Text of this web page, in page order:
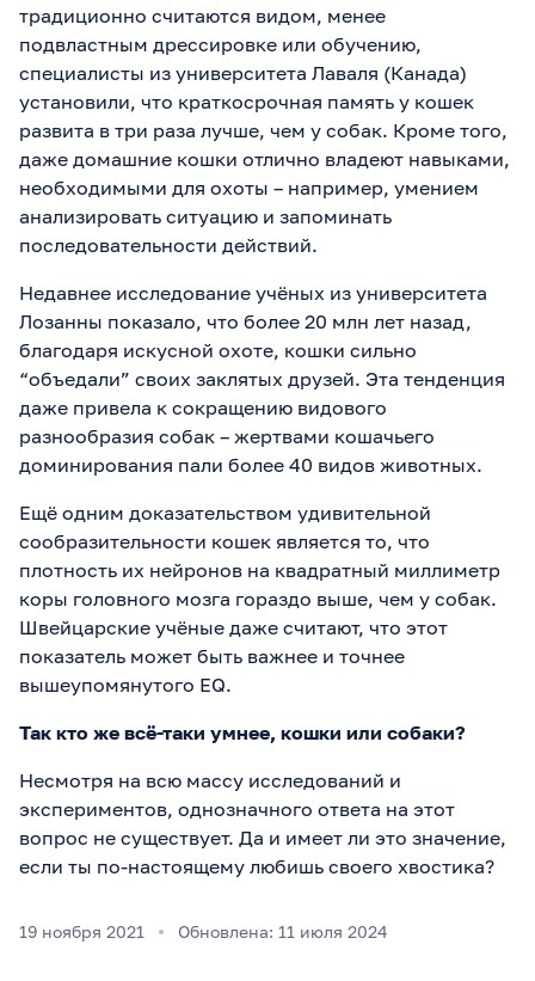
традиционно считаются видом, менее
подвластным дрессировке или обучению,
специалисты из университета Лаваля (Канада)
установили, что краткосрочная память у кошек
развита в три раза лучше, чем у собак. Кроме того,
даже домашние кошки отлично владеют навыками,
необходимыми для охоты – например, умением
анализировать ситуацию и запоминать
последовательности действий.
Недавнее исследование учёных из университета
Лозанны показало, что более 20 млн лет назад,
благодаря искусной охоте, кошки сильно
“объедали” своих заклятых друзей. Эта тенденция
даже привела к сокращению видового
разнообразия собак – жертвами кошачьего
доминирования пали более 40 видов животных.
Ещё одним доказательством удивительной
сообразительности кошек является то, что
плотность их нейронов на квадратный миллиметр
коры головного мозга гораздо выше, чем у собак.
Швейцарские учёные даже считают, что этот
показатель может быть важнее и точнее
вышеупомянутого EQ.
Так кто же всё-таки умнее, кошки или собаки?
Несмотря на всю массу исследований и
экспериментов, однозначного ответа на этот
вопрос не существует. Да и имеет ли это значение,
если ты по-настоящему любишь своего хвостика?
19 ноября 2021 Обновлена: 11 июля 2024